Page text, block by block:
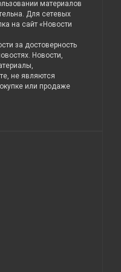
материалов
Для сетевых
на сайт «Новости
за достоверность
Новости,
не являются
или продаже